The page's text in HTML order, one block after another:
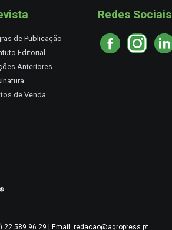
de Publicação
Editorial
Anteriores
de Venda
Redes Sociais
22 589 96 29 | Email: redacao@agropress.pt